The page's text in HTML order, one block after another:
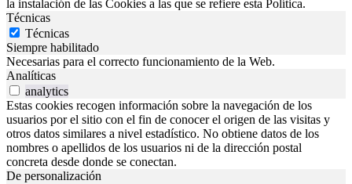
la instalación de las Cookies a las que se refiere esta Política.
Técnicas
Técnicas
Siempre habilitado
Necesarias para el correcto funcionamiento de la Web.
Analíticas
analytics
Estas cookies recogen información sobre la navegación de los
usuarios por el sitio con el fin de conocer el origen de las visitas y
otros datos similares a nivel estadístico. No obtiene datos de los
nombres o apellidos de los usuarios ni de la dirección postal
concreta desde donde se conectan.
De personalización